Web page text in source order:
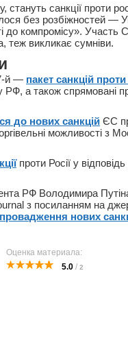
санкції проти
без розбіжностей —
до компромісу».
теж викликає сумніви.
й — пакет санкцій проти
а також спрямовані
до нових санкцій ЄС
можливості з
проти Росії у відповідь
РФ Володимира
з посиланням на
нових
Оценка материала:
5.0 / 2